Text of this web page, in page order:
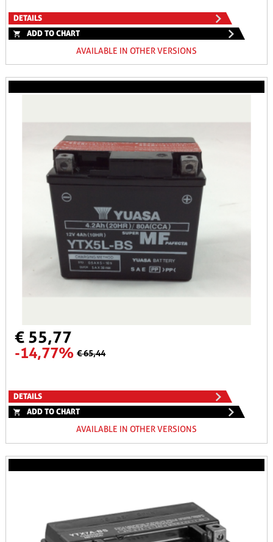
DETAILS
ADD TO CHART
AVAILABLE IN OTHER VERSIONS
€ 55,77
-14,77% € 65,44
DETAILS
ADD TO CHART
AVAILABLE IN OTHER VERSIONS